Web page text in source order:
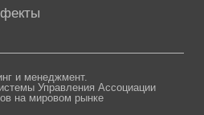
и менеджмент.
Управления Ассоциации
на мировом рынке